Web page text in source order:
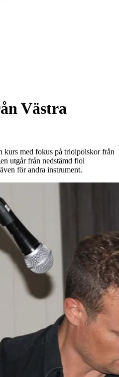
Västra
kurs med fokus på triolpolskor från
utgår från nedstämd fiol
för andra instrument.